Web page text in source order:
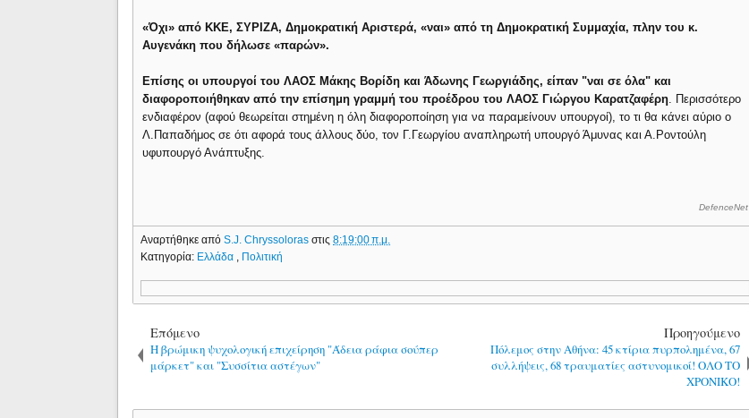
«Όχι» από ΚΚΕ, ΣΥΡΙΖΑ, Δημοκρατική Αριστερά, «ναι» από τη Δημοκρατική Συμμαχία, πλην του κ.
Αυγενάκη που δήλωσε «παρών».
Επίσης οι υπουργοί του ΛΑΟΣ Μάκης Βορίδη και Άδωνης Γεωργιάδης, είπαν "ναι σε όλα" και
διαφοροποιήθηκαν από την επίσημη γραμμή του προέδρου του ΛΑΟΣ Γιώργου Καρατζαφέρη. Περισσότερο
ενδιαφέρον (αφού θεωρείται στημένη η όλη διαφοροποίηση για να παραμείνουν υπουργοί), το τι θα κάνει αύριο ο
Λ.Παπαδήμος σε ότι αφορά τους άλλους δύο, τον Γ.Γεωργίου αναπληρωτή υπουργό Άμυνας και Α.Ροντούλη
υφυπουργό Ανάπτυξης.
DefenceNet
Αναρτήθηκε απόS.J. Chryssolorasστις8:19:00 π.μ.
Κατηγορία: Ελλάδα Πολιτική
Επόμενο
Η βρώμικη ψυχολογική επιχείρηση "Άδεια ράφια σούπερ
μάρκετ" και "Συσσίτια αστέγων"
Προηγούμενο
Πόλεμος στην Αθήνα: 45 κτίρια πυρπολημένα, 67
συλλήψεις, 68 τραυματίες αστυνομικοί! OΛΟ ΤΟ
ΧΡΟΝΙΚΟ!